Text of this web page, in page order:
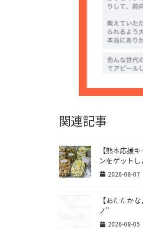
関連記事
【熊本応援
ンをゲットし
2026-08-07
【あたたか
ノ"
2026-08-05